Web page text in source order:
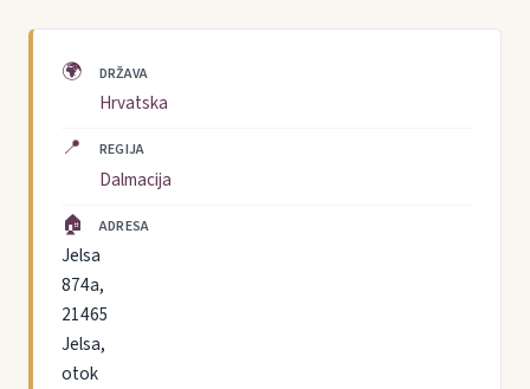
🌍 DRŽAVA
Hrvatska
📍 REGIJA
Dalmacija
🏠 ADRESA
Jelsa
874a,
21465
Jelsa,
otok